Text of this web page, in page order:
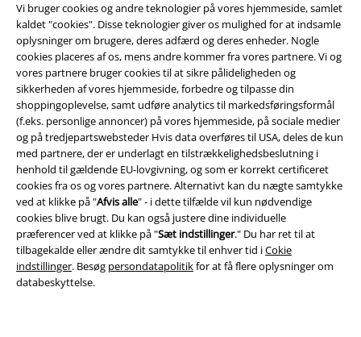
Vi bruger cookies og andre teknologier på vores hjemmeside, samlet
kaldet "cookies". Disse teknologier giver os mulighed for at indsamle
oplysninger om brugere, deres adfærd og deres enheder. Nogle
cookies placeres af os, mens andre kommer fra vores partnere. Vi og
vores partnere bruger cookies til at sikre pålideligheden og
sikkerheden af ​​vores hjemmeside, forbedre og tilpasse din
shoppingoplevelse, samt udføre analytics til markedsføringsformål
(f.eks. personlige annoncer) på vores hjemmeside, på sociale medier
og på tredjepartswebsteder Hvis data overføres til USA, deles de kun
med partnere, der er underlagt en tilstrækkelighedsbeslutning i
henhold til gældende EU-lovgivning, og som er korrekt certificeret
cookies fra os og vores partnere. Alternativt kan du nægte samtykke
ved at klikke på "Afvis alle" - i dette tilfælde vil kun nødvendige
cookies blive brugt. Du kan også justere dine individuelle
præferencer ved at klikke på "Sæt indstillinger." Du har ret til at
tilbagekalde eller ændre dit samtykke til enhver tid iCokie
indstillinger. Besøg persondatapolitikfor at få flere oplysninger om
databeskyttelse.
A Warner Music Group Company